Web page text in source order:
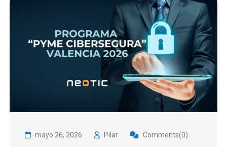
mayo 26, 2026 Pilar Comments(0)